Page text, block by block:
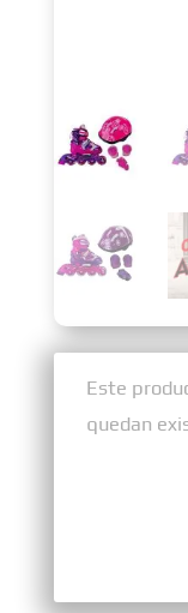
Sin existencias
Este
quedan